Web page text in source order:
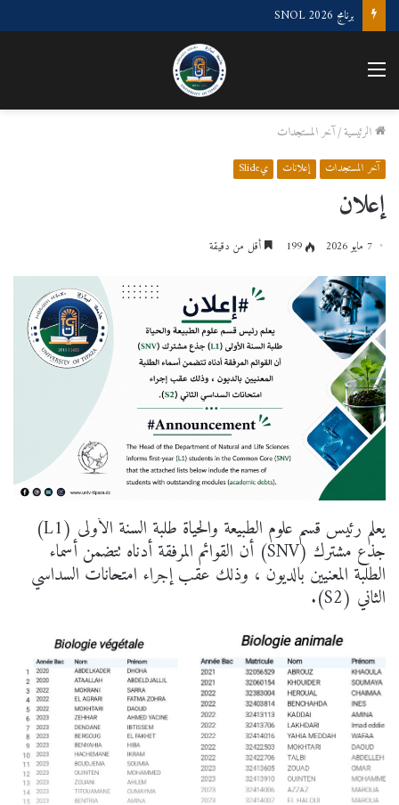
برنامج SNOL 2026
القائمة
الرئيسية/آخر المستجدات
آخر المستجدات إعلانات يSlide
إعلان
7 مايو 2026 199 أقل من دقيقة
يعلم رئيس قسم علوم الطبيعة والحياة طلبة السنة الأولى (L1)
جذع مشترك (SNV) أن القوائم المرفقة أدناه تتضمن أسماء
الطلبة المعنيين بالديون ، وذلك عقب إجراء امتحانات السداسي
الثاني (S2).